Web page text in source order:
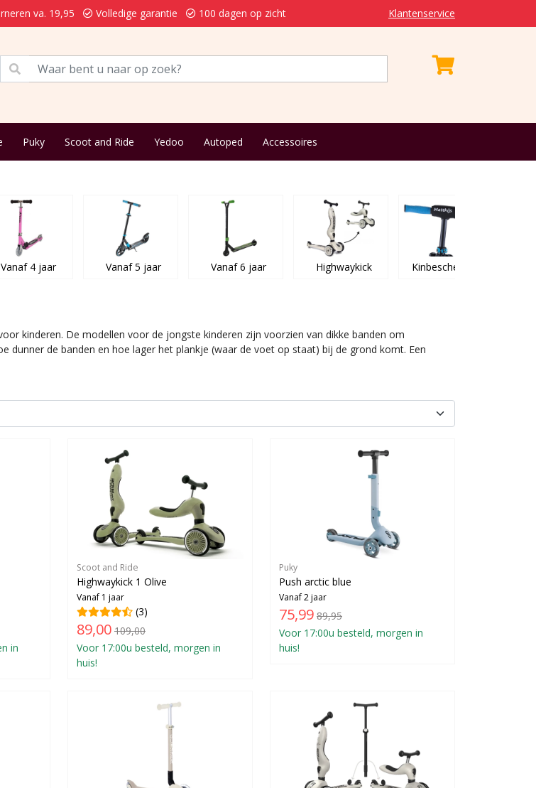
va. 19,95 Volledige garantie 100 dagen op zicht Klantenservice
Puky Scoot and Ride Yedoo Autoped Accessoires
Vanaf 4 jaar Vanaf 5 jaar Vanaf 6 jaar Highwaykick Kinbeschermers
kinderen. De modellen voor de jongste kinderen zijn voorzien van dikke banden om
dunner de banden en hoe lager het plankje (waar de voet op staat) bij de grond komt. Een
in
Scoot and Ride
Highwaykick 1 Olive
Vanaf 1 jaar
(3)
89,00 109,00
Voor 17:00u besteld, morgen in
huis!
Puky
Push arctic blue
Vanaf 2 jaar
75,99 89,95
Voor 17:00u besteld, morgen in
huis!